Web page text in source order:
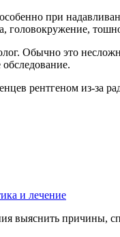
при
головокружение,
Обычно это
рентгеном из-за
и лечение
выяснить причины,